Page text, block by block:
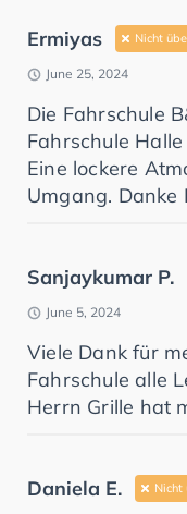
Ermiyas Nicht
June 25, 2024
Die Fahrschule
Fahrschule
Eine lockere
Umgang. Danke
Sanjaykumar P.
June 5, 2024
Viele Dank für
Fahrschule alle
Herrn Grille hat
Daniela E. Nicht